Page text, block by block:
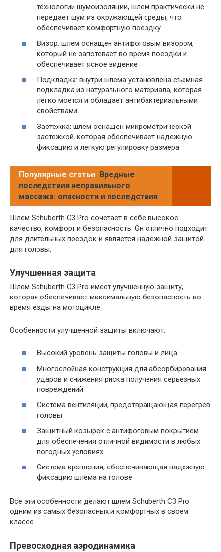
технологии шумоизоляции, шлем практически не
передает шум из окружающей среды, что
обеспечивает комфортную поездку
Визор: шлем оснащен антифоговым визором,
который не запотевает во время поездки и
обеспечивает ясное видение
Подкладка: внутри шлема установлена съемная
подкладка из натурального материала, которая
легко моется и обладает антибактериальными
свойствами
Застежка: шлем оснащен микрометрической
застежкой, которая обеспечивает надежную
фиксацию и легкую регулировку размера
Популярные статьи Вредные
последствия неправильного
массажа: опасности и последствия
Шлем Schuberth C3 Pro сочетает в себе высокое
качество, комфорт и безопасность. Он отлично подходит
для длительных поездок и является надежной защитой
для головы.
Улучшенная защита
Шлем Schuberth C3 Pro имеет улучшенную защиту,
которая обеспечивает максимальную безопасность во
время езды на мотоцикле.
Особенности улучшенной защиты включают:
Высокий уровень защиты головы и лица
Многослойная конструкция для абсорбирования
ударов и снижения риска получения серьезных
повреждений
Система вентиляции, предотвращающая перегрев
головы
Защитный козырек с антифоговым покрытием
для обеспечения отличной видимости в любых
погодных условиях
Система крепления, обеспечивающая надежную
фиксацию шлема на голове
Все эти особенности делают шлем Schuberth C3 Pro
одним из самых безопасных и комфортных в своем
классе.
Превосходная аэродинамика